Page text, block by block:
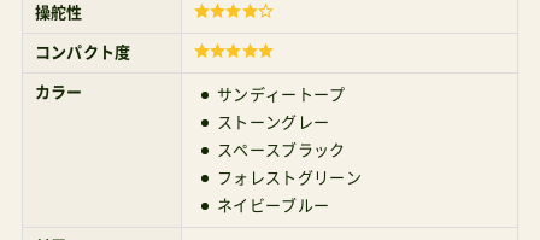
るなら確実にYOYOを超えるジュールズエアシリ
ーズの他ブランドにはない価値は、このコットを
つけたままで折り畳めることにあった。しかし、日
本でこの訴求は響かないと読んだのか、主軸のエ
アバギー商品とA形ベビーカー市場でのあり方で
かぶる（食い合う）と考えたのか、いささか難しい
操舵性
コンパクト度
カラー
サンディートープ
ストーングレー
スペースブラック
フォレストグリーン
ネイビーブルー